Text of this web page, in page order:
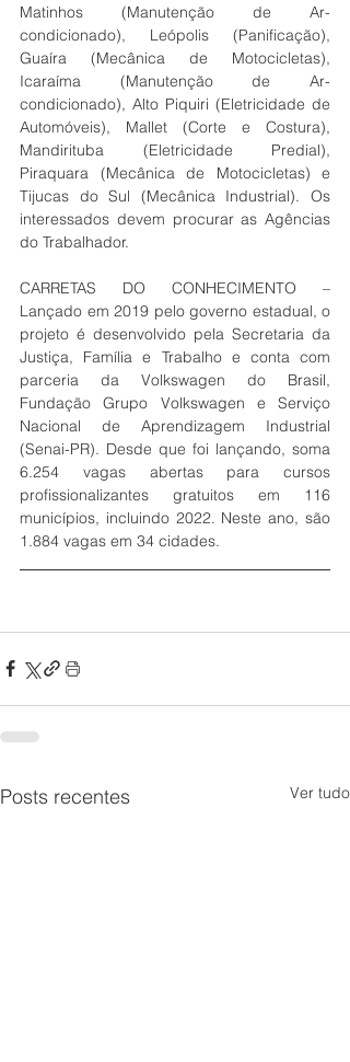
Matinhos (Manutenção de Ar-
condicionado), Leópolis (Panificação),
Guaíra (Mecânica de Motocicletas),
Icaraíma (Manutenção de Ar-
condicionado), Alto Piquiri (Eletricidade de
Automóveis), Mallet (Corte e Costura),
Mandirituba (Eletricidade Predial),
Piraquara (Mecânica de Motocicletas) e
Tijucas do Sul (Mecânica Industrial). Os
interessados devem procurar as Agências
do Trabalhador.
CARRETAS DO CONHECIMENTO –
Lançado em 2019 pelo governo estadual, o
projeto é desenvolvido pela Secretaria da
Justiça, Família e Trabalho e conta com
parceria da Volkswagen do Brasil,
Fundação Grupo Volkswagen e Serviço
Nacional de Aprendizagem Industrial
(Senai-PR). Desde que foi lançando, soma
6.254 vagas abertas para cursos
profissionalizantes gratuitos em 116
municípios, incluindo 2022. Neste ano, são
1.884 vagas em 34 cidades.
Posts recentes Ver tudo